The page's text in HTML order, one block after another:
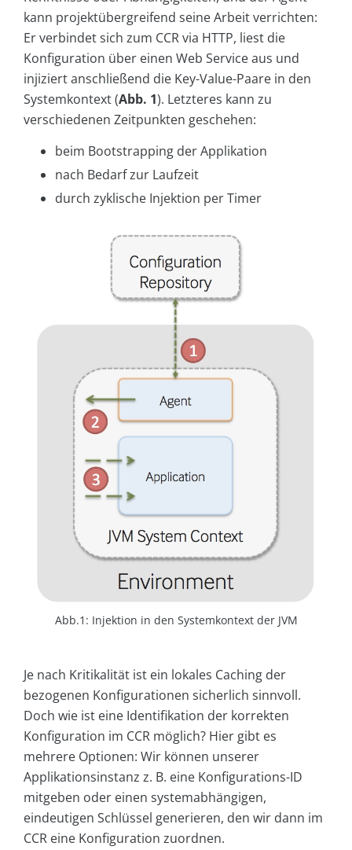
kann projektübergreifend seine Arbeit verrichten:
Er verbindet sich zum CCR via HTTP, liest die
Konfiguration über einen Web Service aus und
injiziert anschließend die Key-Value-Paare in den
Systemkontext (Abb. 1). Letzteres kann zu
verschiedenen Zeitpunkten geschehen:
beim Bootstrapping der Applikation
nach Bedarf zur Laufzeit
durch zyklische Injektion per Timer
Abb.1: Injektion in den Systemkontext der JVM
Je nach Kritikalität ist ein lokales Caching der
bezogenen Konfigurationen sicherlich sinnvoll.
Doch wie ist eine Identifikation der korrekten
Konfiguration im CCR möglich? Hier gibt es
mehrere Optionen: Wir können unserer
Applikationsinstanz z. B. eine Konfigurations-ID
mitgeben oder einen systemabhängigen,
eindeutigen Schlüssel generieren, den wir dann im
CCR eine Konfiguration zuordnen.